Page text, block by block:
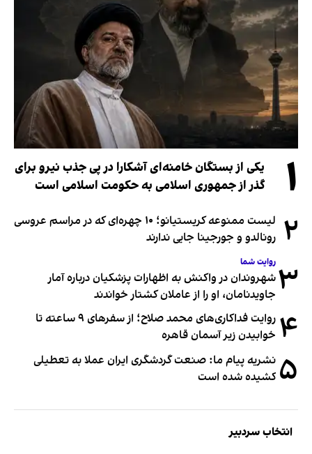
۱
یکی از بستگان خامنه‌ای آشکارا در پی جذب نیرو برای
گذر از جمهوری اسلامی به حکومت اسلامی است
۲
لیست ممنوعه کریستیانو؛ ۱۰ چهره‌ای که در مراسم عروسی
رونالدو و جورجینا جایی ندارند
۳ روایت شما
شهروندان در واکنش به اظهارات پزشکیان درباره آمار
جاویدنامان، او را از عاملان کشتار خواندند
۴
روایت فداکاری‌های محمد صلاح؛ از سفرهای ۹ ساعته تا
خوابیدن زیر آسمان قاهره
۵ نشریه پیام ما: صنعت گردشگری ایران عملا به تعطیلی
کشیده شده است
انتخاب سردبیر